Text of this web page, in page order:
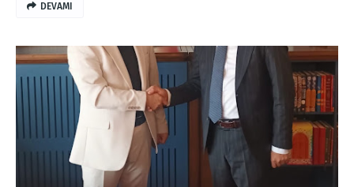
DEVAMI